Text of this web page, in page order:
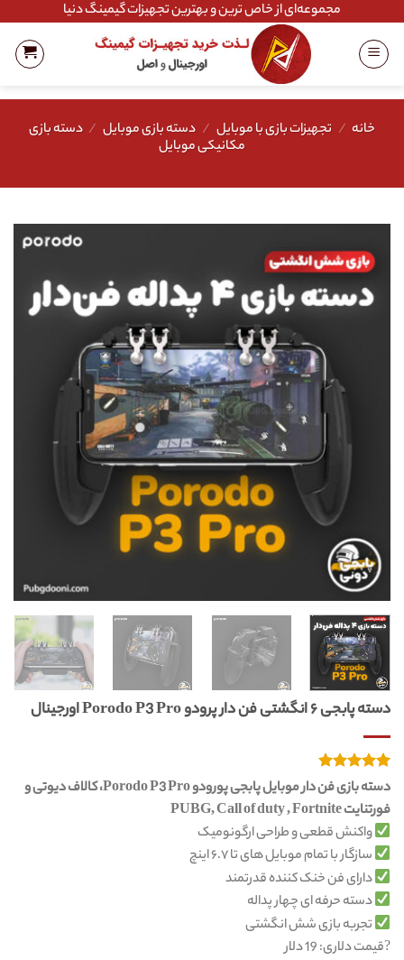
content
مجموعه‌ای از خاص ترین و بهترین تجهیزات گیمینگ دنیا
خانه / تجهیزات بازی با موبایل / دسته بازی موبایل / دسته بازی
مکانیکی موبایل
دسته پابجی ۶ انگشتی فن دار پرودو Porodo P3 Pro اورجینال
امتیازدهی
5.00
از 5
در
4
امتیازدهی
مشتری
دسته بازی فن دار موبایل پابجی پورودو Porodo P3 Pro، کالاف دیوتی و
فورتنایت PUBG, Call of duty , Fortnite
واکنش قطعی و طراحی ارگونومیک
سازگار با تمام موبایل های تا ۶.۷ اینچ
دارای فن خنک کننده قدرتمند
دسته حرفه ای چهار پداله
تجربه بازی شش انگشتی
?قیمت دلاری: 19 دلار